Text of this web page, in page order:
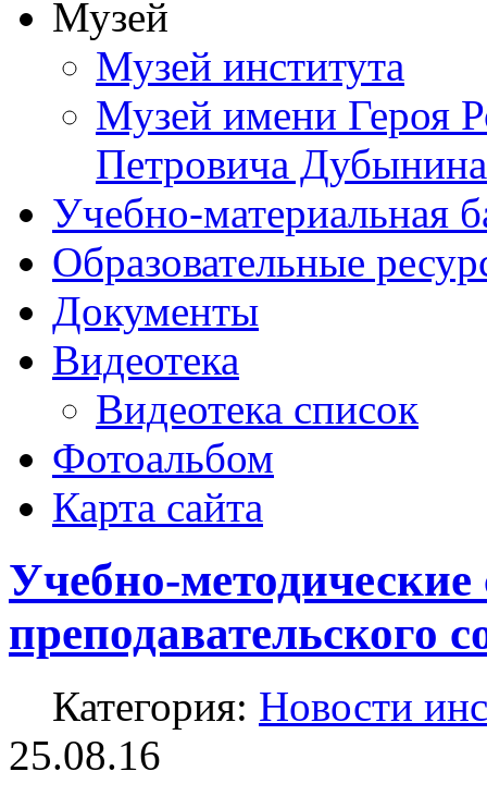
Музей
Музей института
Музей имени Героя
Петровича Дубынина
Учебно-материальная
Образовательные
Документы
Видеотека
Видеотека список
Фотоальбом
Карта сайта
Учебно-
преподавательского
Категория: Новости
25.08.16